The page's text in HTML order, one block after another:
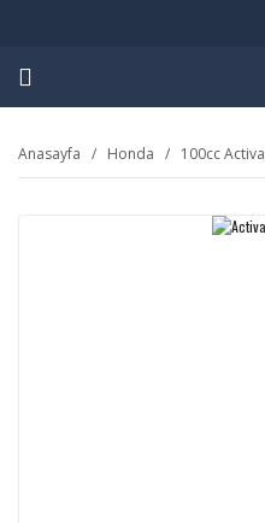
Anasayfa Honda 100cc Activa